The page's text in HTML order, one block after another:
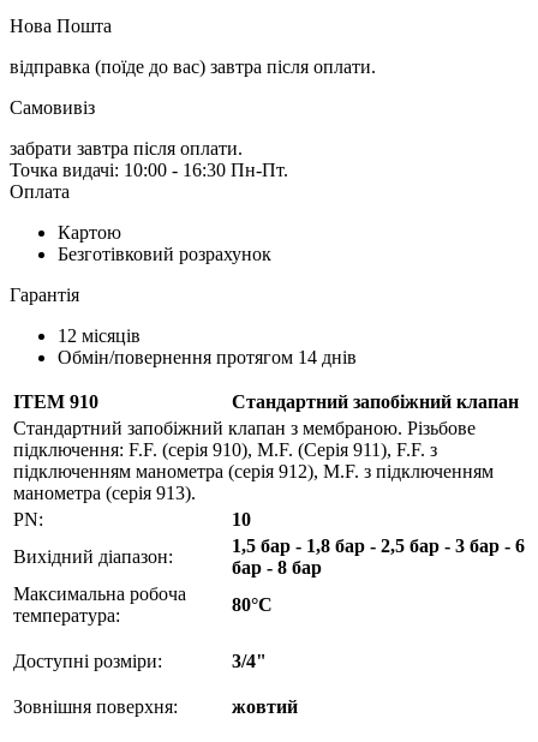
Нова Пошта
відправка (поїде до вас) завтра після оплати.
Самовивіз
забрати завтра після оплати.
Точка видачі: 10:00 - 16:30 Пн-Пт.
Оплата
Картою
Безготівковий розрахунок
Гарантія
12 місяців
Обмін/повернення протягом 14 днів
ITEM 910
Стандартний запобіжний клапан
Стандартний запобіжний клапан з мембраною. Різьбове
підключення: F.F. (серія 910), M.F. (Серія 911), F.F. з
підключенням манометра (серія 912), M.F. з підключенням
манометра (серія 913).
PN:
10
Вихідний діапазон:
1,5 бар - 1,8 бар - 2,5 бар - 3 бар - 6
бар - 8 бар
Максимальна робоча
температура:
80°C
Доступні розміри: 3/4"
Зовнішня поверхня: жовтий